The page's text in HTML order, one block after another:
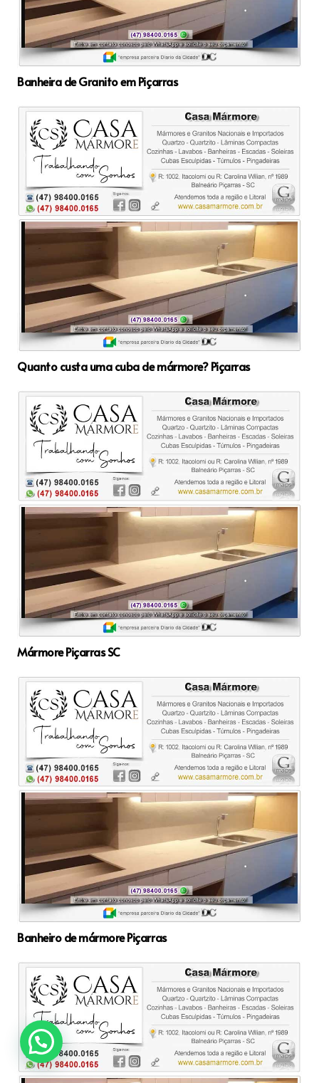
Banheira de Granito em Piçarras
Quanto custa uma cuba de mármore? Piçarras
Mármore Piçarras SC
Banheiro de mármore Piçarras